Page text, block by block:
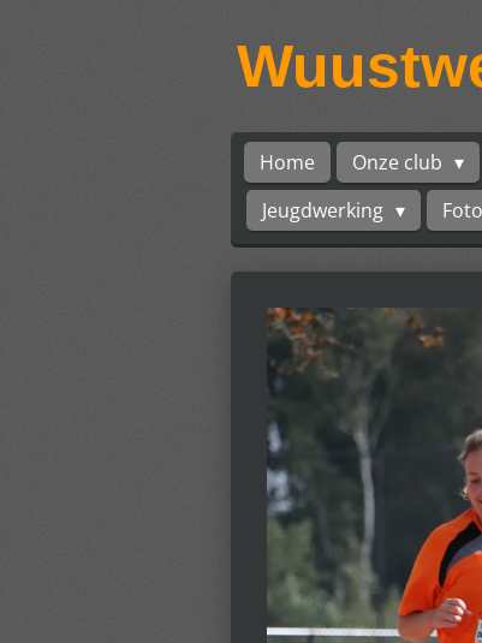
Home Onze club
Jeugdwerking